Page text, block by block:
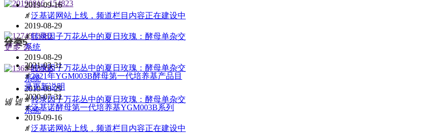
넳 넲
2019-09-16
ꄅ 泛基诺网站上线，频道栏目内容正在建设中
2019-08-29
ꄅ 转录因子万花丛中的夏日玫瑰：酵母单杂交
系统
2019-08-29
ꄅ 转录因子万花丛中的夏日玫瑰：酵母单杂交
系统
2019-08-29
ꄅ 转录因子万花丛中的夏日玫瑰：酵母单杂交
系统
넳 넲
分类5
更多 낑
2021-03-31
ꄅ 2021年YGM003B酵母第一代培养基产品目
录更新说明
2020-07-31
ꄅ 泛基诺酵母第一代培养基YGM003B系列
2019-09-16
ꄅ 泛基诺网站上线，频道栏目内容正在建设中